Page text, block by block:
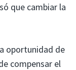
que cambiar la
oportunidad de
compensar el